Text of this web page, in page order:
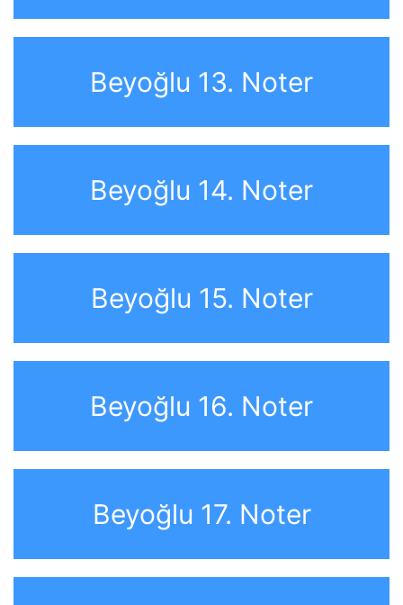
Beyoğlu 13. Noter
Beyoğlu 14. Noter
Beyoğlu 15. Noter
Beyoğlu 16. Noter
Beyoğlu 17. Noter